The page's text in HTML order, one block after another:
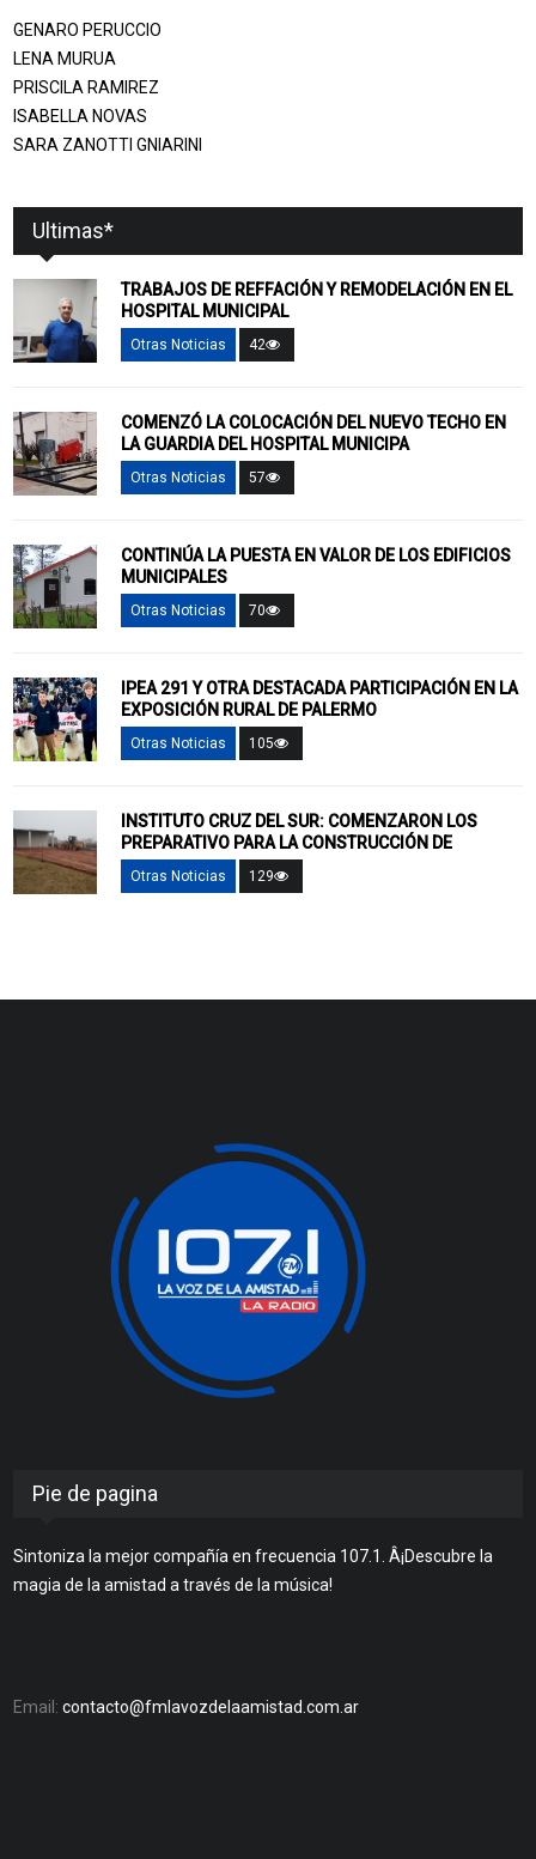
GENARO PERUCCIO
LENA MURUA
PRISCILA RAMIREZ
ISABELLA NOVAS
SARA ZANOTTI GNIARINI
Ultimas*
TRABAJOS DE REFFACIÓN Y REMODELACIÓN EN EL
HOSPITAL MUNICIPAL
Otras Noticias 42
COMENZÓ LA COLOCACIÓN DEL NUEVO TECHO EN
LA GUARDIA DEL HOSPITAL MUNICIPA
Otras Noticias 57
CONTINÚA LA PUESTA EN VALOR DE LOS EDIFICIOS
MUNICIPALES
Otras Noticias 70
IPEA 291 Y OTRA DESTACADA PARTICIPACIÓN EN LA
EXPOSICIÓN RURAL DE PALERMO
Otras Noticias 105
INSTITUTO CRUZ DEL SUR: COMENZARON LOS
PREPARATIVO PARA LA CONSTRUCCIÓN DE
Otras Noticias 129
Pie de pagina
Sintoniza la mejor compañía en frecuencia 107.1. Â¡Descubre la
magia de la amistad a través de la música!
Email:contacto@fmlavozdelaamistad.com.ar